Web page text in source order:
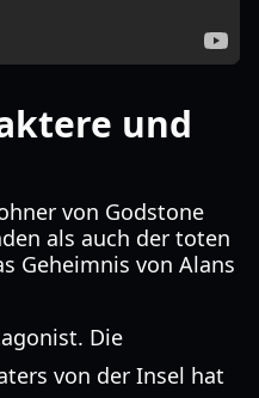
und
von Godstone
als auch der toten
Geheimnis von Alans
Die
von der Insel hat